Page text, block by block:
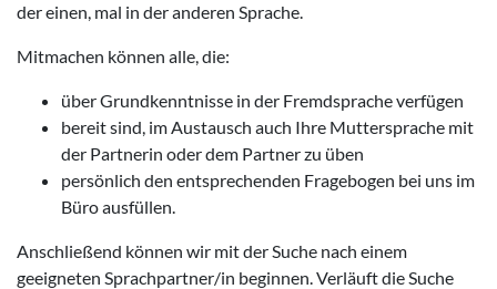
der einen, mal in der anderen Sprache.
Mitmachen können alle, die:
über Grundkenntnisse in der Fremdsprache verfügen
bereit sind, im Austausch auch Ihre Muttersprache mit
der Partnerin oder dem Partner zu üben
persönlich den entsprechenden Fragebogen bei uns im
Büro ausfüllen.
Anschließend können wir mit der Suche nach einem
geeigneten Sprachpartner/in beginnen. Verläuft die Suche